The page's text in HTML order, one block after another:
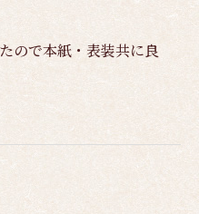
ので本紙・表装共に良